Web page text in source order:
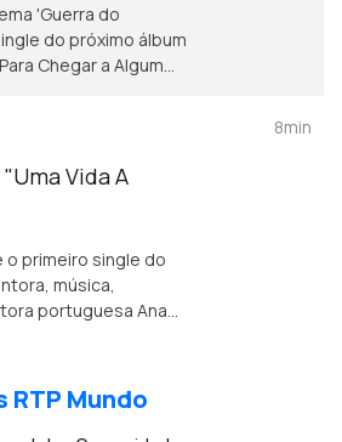
'Guerra do
do próximo álbum
Chegar a Algum
Vida A
o primeiro single do
música,
portuguesa Ana
8min
RTP Mundo